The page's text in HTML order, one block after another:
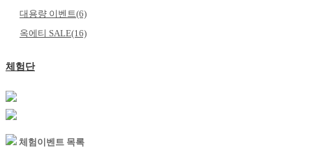
대용량 이벤트(6)
옥에티 SALE(16)
체험단
체험이벤트 목록